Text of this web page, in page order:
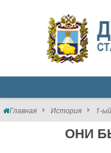
Главная История 1-
ОНИ